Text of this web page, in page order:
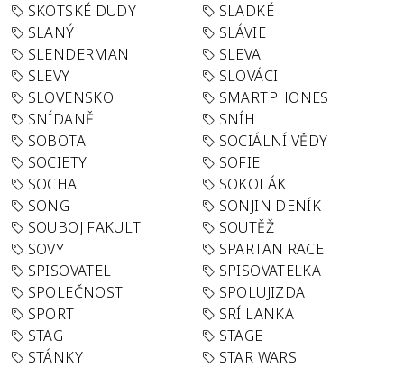
SKOTSKÉ DUDY
SLADKÉ
SLANÝ
SLÁVIE
SLENDERMAN
SLEVA
SLEVY
SLOVÁCI
SLOVENSKO
SMARTPHONES
SNÍDANĚ
SNÍH
SOBOTA
SOCIÁLNÍ VĚDY
SOCIETY
SOFIE
SOCHA
SOKOLÁK
SONG
SONJIN DENÍK
SOUBOJ FAKULT
SOUTĚŽ
SOVY
SPARTAN RACE
SPISOVATEL
SPISOVATELKA
SPOLEČNOST
SPOLUJIZDA
SPORT
SRÍ LANKA
STAG
STAGE
STÁNKY
STAR WARS